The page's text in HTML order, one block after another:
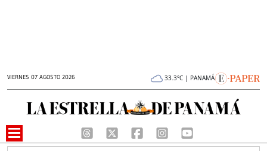
VIERNES 07 AGOSTO 2026 33.3°C | PANAMÁ